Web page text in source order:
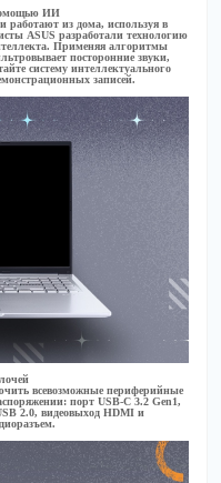
ИИ
работают из дома, используя в
ASUS разработали технологию
Применяя алгоритмы
посторонние звуки,
систему интеллектуального
записей.
всевозможные периферийные
порт USB-C 3.2 Gen1,
2.0, видеовыход HDMI и